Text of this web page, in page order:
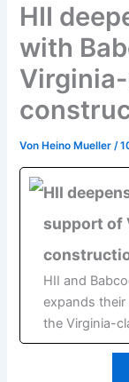
HII
with
Von Heino Mueller/
HII
support of
HII and
expands
the Virginia-